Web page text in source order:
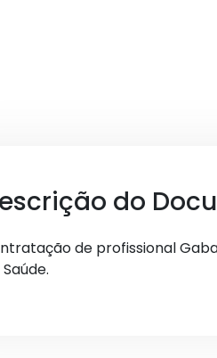
do
de profissional